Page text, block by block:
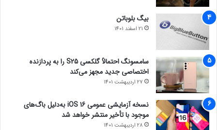
بیگ بلوباتن
21 اسفند 1401
سامسونگ احتمالاً گلکسی S25 را به پردازنده
اختصاصی جدید مجهز می‌کند
27 اردیبهشت 1401
نسخه آزمایشی عمومی iOS 16 به‌دلیل باگ‌های
موجود با تأخیر منتشر خواهد شد
28 اردیبهشت 1401